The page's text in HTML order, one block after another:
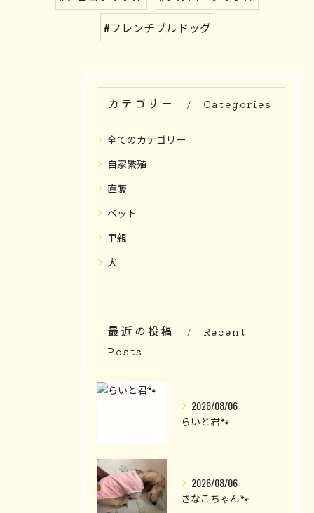
#フレンチブルドッグ
カテゴリー Categories
全てのカテゴリー
自家繁殖
直販
ペット
里親
犬
最近の投稿
Recent
Posts
2026/08/06
らいと君🐾
2026/08/06
きなこちゃん🐾